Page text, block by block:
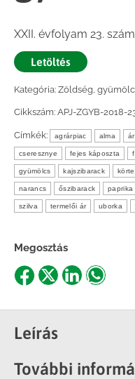
XXII. évfolyam 23. szám
Letöltés
Kategória: Zöldség,
Cikkszám: APJ-ZGYB-2018-
Címkék: agrárpiac alma
cseresznye fejes káposzta
gyümölcs kajszibarack körte
narancs őszibarack paprika
szilva termelői ár uborka
Megosztás
Share
Facebook
Share
X
ShareShare
Leírás
További